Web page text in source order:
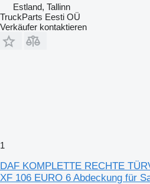
Estland, Tallinn
TruckParts Eesti OÜ
Verkäufer kontaktieren
1
DAF KOMPLETTE RECHTE
XF 106 EURO 6 Abdeckung für